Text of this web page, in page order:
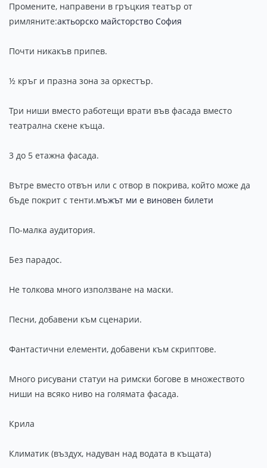
Промените, направени в гръцкия театър от
римляните:актьорско майсторство София
Почти никакъв припев.
½ кръг и празна зона за оркестър.
Три ниши вместо работещи врати във фасада вместо
театрална скене къща.
3 до 5 етажна фасада.
Вътре вместо отвън или с отвор в покрива, който може да
бъде покрит с тенти.мъжът ми е виновен билети
По-малка аудитория.
Без парадос.
Не толкова много използване на маски.
Песни, добавени към сценарии.
Фантастични елементи, добавени към скриптове.
Много рисувани статуи на римски богове в множеството
ниши на всяко ниво на голямата фасада.
Крила
Климатик (въздух, надуван над водата в къщата)